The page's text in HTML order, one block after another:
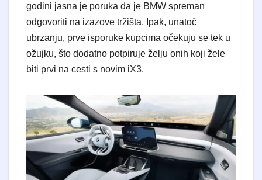
godini jasna je poruka da je BMW spreman
odgovoriti na izazove tržišta. Ipak, unatoč
ubrzanju, prve isporuke kupcima očekuju se tek u
ožujku, što dodatno potpiruje želju onih koji žele
biti prvi na cesti s novim iX3.